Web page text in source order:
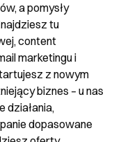
a pomysły
tu
content
marketingu i
z nowym
biznes – u nas
działania,
dopasowane